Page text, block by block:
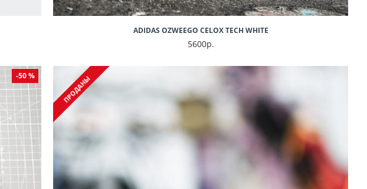
ADIDAS OZWEEGO CELOX TECH WHITE
5600р.
-50 % ПРОДАНЫ